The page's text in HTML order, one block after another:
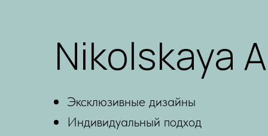
Nikolskaya
Эксклюзивные дизайны
Индивидуальный подход